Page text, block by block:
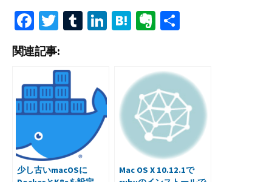
Fa
ce
b
o
o
k
T
tt
er
T
r
Li H
n
a
Ev
ot
e
関連記事:
少し古いmacOSに
Mac OS X 10.12.1で